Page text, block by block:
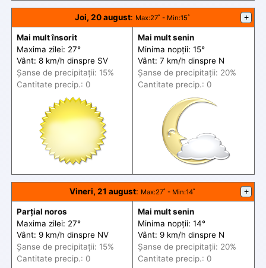
Joi, 20 august: Max:27˚ - Min:15˚ +
Mai mult însorit
Maxima zilei: 27°
Vânt: 8 km/h dinspre SV
Șanse de precipitații: 15%
Cantitate precip.: 0
Mai mult senin
Minima nopții: 15°
Vânt: 7 km/h dinspre N
Șanse de precipitații: 20%
Cantitate precip.: 0
Vineri, 21 august: Max:27˚ - Min:14˚ +
Parțial noros
Maxima zilei: 27°
Vânt: 9 km/h dinspre NV
Șanse de precipitații: 15%
Cantitate precip.: 0
Mai mult senin
Minima nopții: 14°
Vânt: 9 km/h dinspre N
Șanse de precipitații: 20%
Cantitate precip.: 0